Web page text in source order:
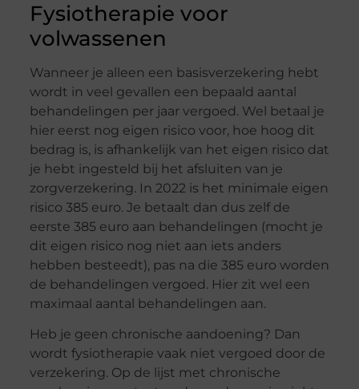
Fysiotherapie voor
volwassenen
Wanneer je alleen een basisverzekering hebt
wordt in veel gevallen een bepaald aantal
behandelingen per jaar vergoed. Wel betaal je
hier eerst nog eigen risico voor, hoe hoog dit
bedrag is, is afhankelijk van het eigen risico dat
je hebt ingesteld bij het afsluiten van je
zorgverzekering. In 2022 is het minimale eigen
risico 385 euro. Je betaalt dan dus zelf de
eerste 385 euro aan behandelingen (mocht je
dit eigen risico nog niet aan iets anders
hebben besteedt), pas na die 385 euro worden
de behandelingen vergoed. Hier zit wel een
maximaal aantal behandelingen aan.
Heb je geen chronische aandoening? Dan
wordt fysiotherapie vaak niet vergoed door de
verzekering. Op de lijst met chronische